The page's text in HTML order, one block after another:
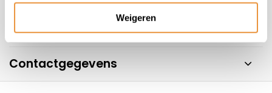
Weigeren
Informatie
Contactgegevens